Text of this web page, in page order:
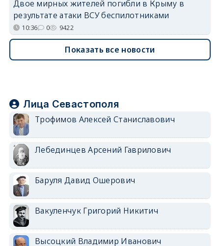
Двое мирных жителей погибли в Крыму в
результате атаки ВСУ беспилотниками
10:36 0 9422
Показать все новости
Лица Севастополя
Трофимов Алексей Станиславович
Лебединцев Арсений Гаврилович
Баруля Давид Ошерович
Вакуленчук Григорий Никитич
Высоцкий Владимир Иванович